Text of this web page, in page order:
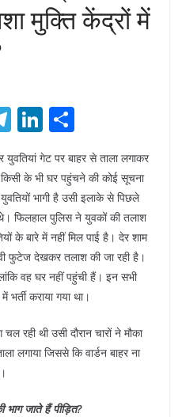
मुक्ति केंद्रों में
T
el
e
gr
a
m
Li
n
k
e
dI
n
ar
e
गेट पर बाहर से ताला लगाकर
के भी घर पहुंचने की कोई सूचना
भागी है उसी इलाके से पिछले
फिलहाल पुलिस ने युवकों की तलाश
के बारे में नहीं मिल पाई है। देर शाम
फुटेज देखकर तलाश की जा रही है।
वह घर नहीं पहुंची हैं। इन सभी
कराया गया था।
रही थी उसी दौरान चारों ने मौका
लगाया जिससे कि वार्डन बाहर ना
भाग जाते हैं पीड़ित?